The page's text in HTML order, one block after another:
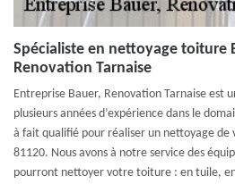
Spécialiste en nettoyage toiture
Renovation Tarnaise
Entreprise Bauer, Renovation Tarnaise est
plusieurs années d’expérience dans le
à fait qualifié pour réaliser un nettoyage
81120. Nous avons à notre service des
pourront nettoyer votre toiture : en tuile,